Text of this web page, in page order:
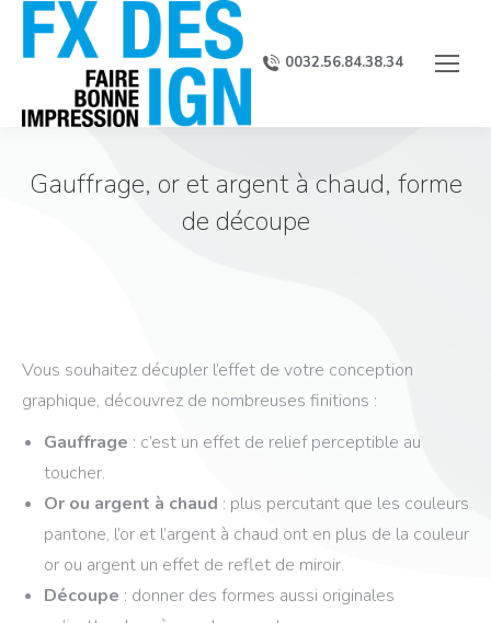
0032.56.84.38.34
Gauffrage, or et argent à chaud, forme
de découpe
Vous souhaitez décupler l’effet de votre conception
graphique, découvrez de nombreuses finitions :
Gauffrage : c’est un effet de relief perceptible au
toucher.
Or ou argent à chaud : plus percutant que les couleurs
pantone, l’or et l’argent à chaud ont en plus de la couleur
or ou argent un effet de reflet de miroir.
Découpe : donner des formes aussi originales